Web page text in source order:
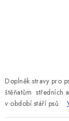
Podmínky
Doplněk stravy pro
štěňatům středních
v období stáří psů.